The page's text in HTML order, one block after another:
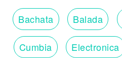
Bachata Balada
Cumbia Electronica